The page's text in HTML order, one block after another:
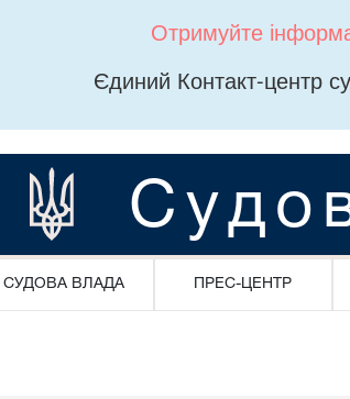
Отримуйте
Єдиний Контакт-центр
СУДОВА ВЛАДА ПРЕС-ЦЕНТР